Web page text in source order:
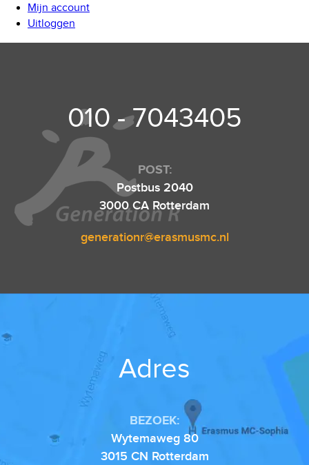
Mijn account
Uitloggen
010 - 7043405
POST:
Postbus 2040
3000 CA Rotterdam
generationr@erasmusmc.nl
Adres
BEZOEK:
Wytemaweg 80
3015 CN Rotterdam